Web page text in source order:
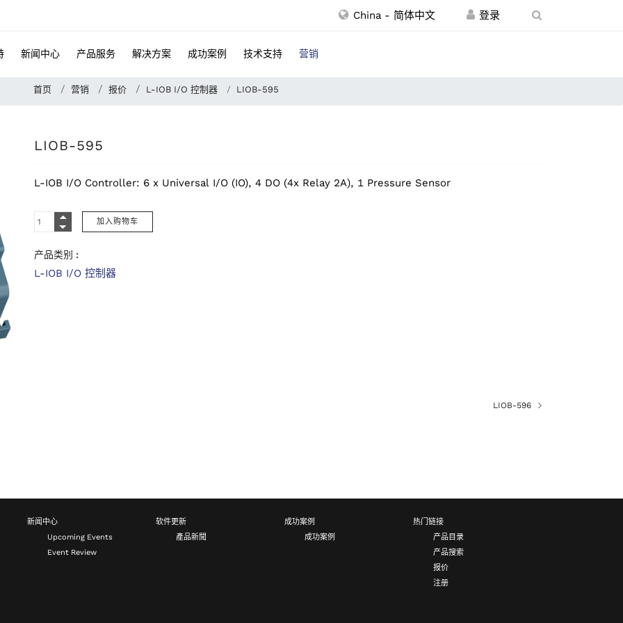
China - 简体中文
新闻中心 产品服务 解决方案 成功案例 技术支持 营销
首页 营销 报价 L-IOB I/O 控制器 LIOB-595
LIOB-595
L-IOB I/O Controller: 6 x Universal I/O (IO), 4 DO (4x Relay 2A), 1 Pressure Sensor
产品类别 :
L-IOB I/O 控制器
LIOB-596
新闻中心
Upcoming Events
Event Review
软件更新
產品新聞
成功案例
成功案例
热门链接
产品目录
产品搜索
报价
注册